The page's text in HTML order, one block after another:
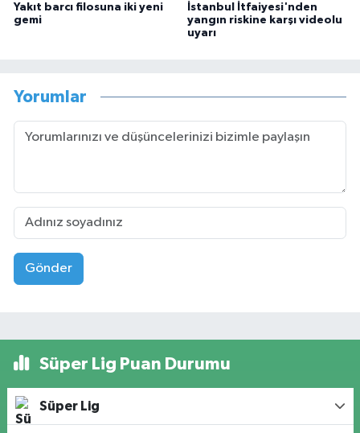
Yakıt barcı filosuna iki yeni
gemi
İstanbul İtfaiyesi'nden
yangın riskine karşı videolu
uyarı
Yorumlar
Gönder
Süper Lig Puan Durumu
Süper Lig